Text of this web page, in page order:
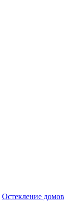
Остекление домов